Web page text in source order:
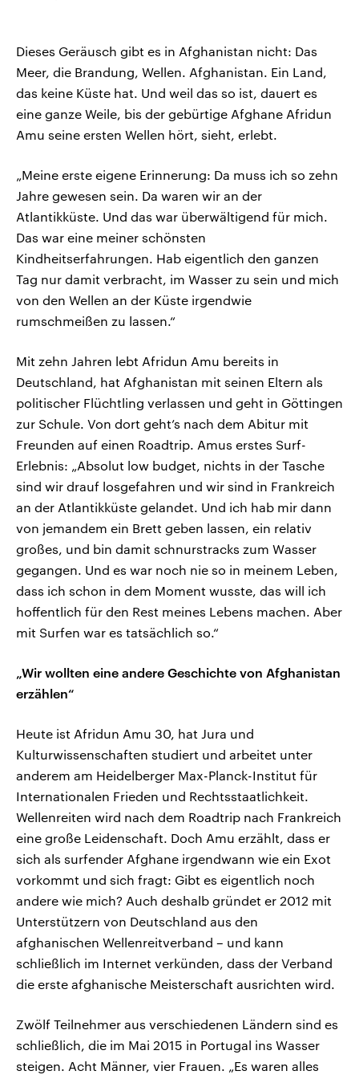
Dieses Geräusch gibt es in Afghanistan nicht: Das
Meer, die Brandung, Wellen. Afghanistan. Ein Land,
das keine Küste hat. Und weil das so ist, dauert es
eine ganze Weile, bis der gebürtige Afghane Afridun
Amu seine ersten Wellen hört, sieht, erlebt.
„Meine erste eigene Erinnerung: Da muss ich so zehn
Jahre gewesen sein. Da waren wir an der
Atlantikküste. Und das war überwältigend für mich.
Das war eine meiner schönsten
Kindheitserfahrungen. Hab eigentlich den ganzen
Tag nur damit verbracht, im Wasser zu sein und mich
von den Wellen an der Küste irgendwie
rumschmeißen zu lassen.“
Mit zehn Jahren lebt Afridun Amu bereits in
Deutschland, hat Afghanistan mit seinen Eltern als
politischer Flüchtling verlassen und geht in Göttingen
zur Schule. Von dort geht’s nach dem Abitur mit
Freunden auf einen Roadtrip. Amus erstes Surf-
Erlebnis: „Absolut low budget, nichts in der Tasche
sind wir drauf losgefahren und wir sind in Frankreich
an der Atlantikküste gelandet. Und ich hab mir dann
von jemandem ein Brett geben lassen, ein relativ
großes, und bin damit schnurstracks zum Wasser
gegangen. Und es war noch nie so in meinem Leben,
dass ich schon in dem Moment wusste, das will ich
hoffentlich für den Rest meines Lebens machen. Aber
mit Surfen war es tatsächlich so.“
„Wir wollten eine andere Geschichte von Afghanistan
erzählen“
Heute ist Afridun Amu 30, hat Jura und
Kulturwissenschaften studiert und arbeitet unter
anderem am Heidelberger Max-Planck-Institut für
Internationalen Frieden und Rechtsstaatlichkeit.
Wellenreiten wird nach dem Roadtrip nach Frankreich
eine große Leidenschaft. Doch Amu erzählt, dass er
sich als surfender Afghane irgendwann wie ein Exot
vorkommt und sich fragt: Gibt es eigentlich noch
andere wie mich? Auch deshalb gründet er 2012 mit
Unterstützern von Deutschland aus den
afghanischen Wellenreitverband – und kann
schließlich im Internet verkünden, dass der Verband
die erste afghanische Meisterschaft ausrichten wird.
Zwölf Teilnehmer aus verschiedenen Ländern sind es
schließlich, die im Mai 2015 in Portugal ins Wasser
steigen. Acht Männer, vier Frauen. „Es waren alles